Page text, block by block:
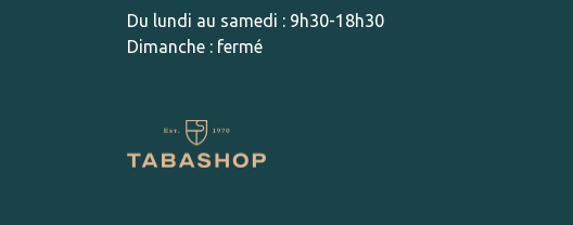
Du lundi au samedi : 9h30-18h30
Dimanche : fermé